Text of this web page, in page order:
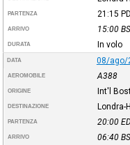
PARTENZA 21:15
ARRIVO 15:00
DURATA In volo
DATA 08/ago/
AEROMOBILE A388
ORIGINE Int'l
DESTINAZIONE Londra-
PARTENZA 20:00
ARRIVO 06:40